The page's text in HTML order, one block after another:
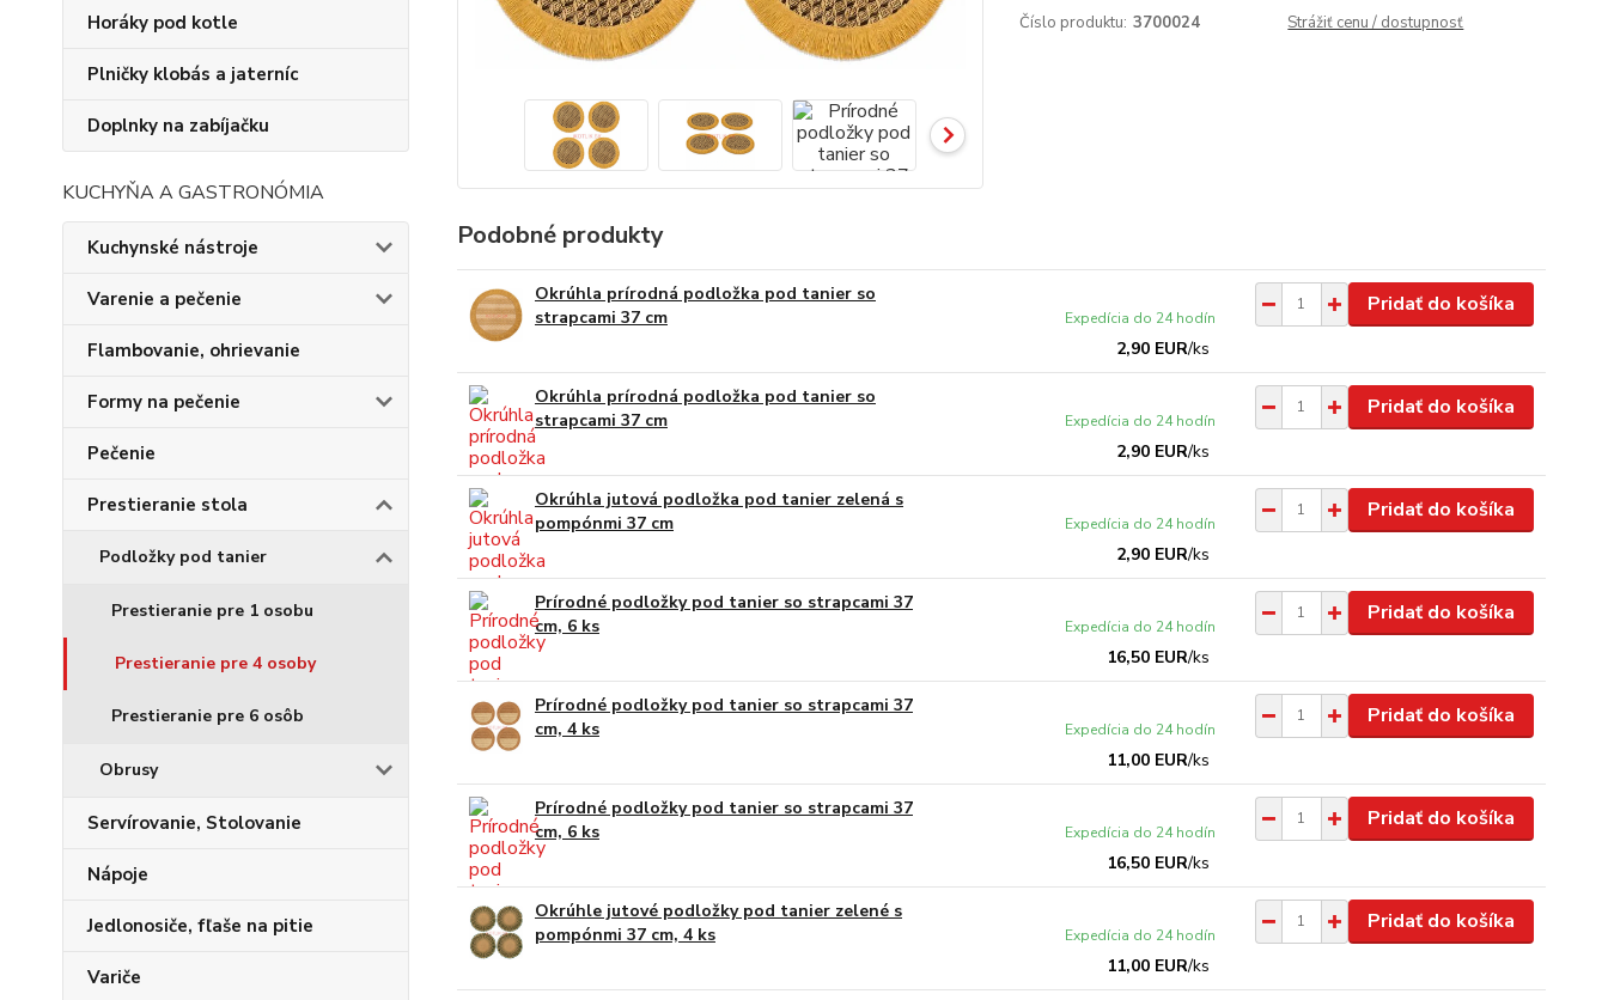
Horáky pod kotle
Plničky klobás a jaterníc
Doplnky na zabíjačku
KUCHYŇA A GASTRONÓMIA
Kuchynské nástroje
Varenie a pečenie
Flambovanie, ohrievanie
Formy na pečenie
Pečenie
Prestieranie stola
Podložky pod tanier
Prestieranie pre 1 osobu
Prestieranie pre 4 osoby
Prestieranie pre 6 osôb
Obrusy
Servírovanie, Stolovanie
Nápoje
Jedlonosiče, fľaše na pitie
Variče
Číslo produktu: 3700024 Strážiť cenu / dostupnosť
Podobné produkty
Okrúhla prírodná podložka pod tanier so
strapcami 37 cm
2,90 EUR/ks
Expedícia do 24 hodín
Pridať do košíka
Okrúhla prírodná podložka pod tanier so
strapcami 37 cm
2,90 EUR/ks
Expedícia do 24 hodín
Pridať do košíka
Okrúhla jutová podložka pod tanier zelená s
pompónmi 37 cm
2,90 EUR/ks
Expedícia do 24 hodín
Pridať do košíka
Prírodné podložky pod tanier so strapcami 37
cm, 6 ks
16,50 EUR/ks
Expedícia do 24 hodín
Pridať do košíka
Prírodné podložky pod tanier so strapcami 37
cm, 4 ks
11,00 EUR/ks
Expedícia do 24 hodín
Pridať do košíka
Prírodné podložky pod tanier so strapcami 37
cm, 6 ks
16,50 EUR/ks
Expedícia do 24 hodín
Pridať do košíka
Okrúhle jutové podložky pod tanier zelené s
pompónmi 37 cm, 4 ks
11,00 EUR/ks
Expedícia do 24 hodín
Pridať do košíka